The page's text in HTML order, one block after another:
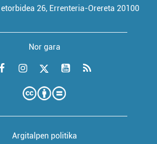
26, Errenteria-Orereta 20100
Nor gara
Argitalpen politika